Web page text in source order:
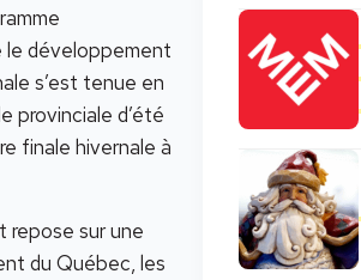
le développement
s’est tenue en
provinciale d’été
finale hivernale à
repose sur une
du Québec, les